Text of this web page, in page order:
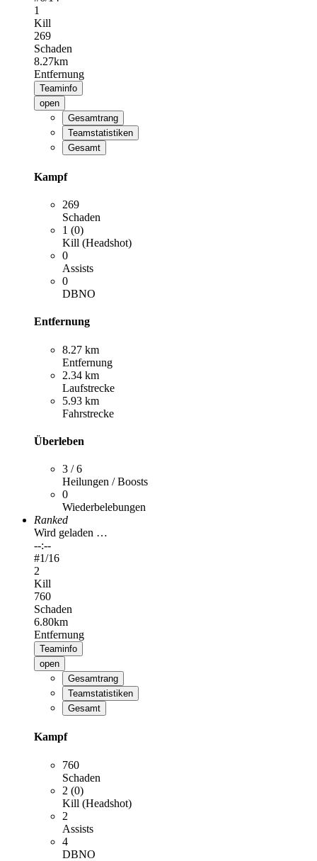
1
Kill
269
Schaden
8.27km
Entfernung
Teaminfo
open
Gesamtrang
Teamstatistiken
Gesamt
Kampf
269
Schaden
1 (0)
Kill (Headshot)
0
Assists
0
DBNO
Entfernung
8.27 km
Entfernung
2.34 km
Laufstrecke
5.93 km
Fahrstrecke
Überleben
3 / 6
Heilungen / Boosts
0
Wiederbelebungen
Ranked
Wird geladen …
--:--
#1/16
2
Kill
760
Schaden
6.80km
Entfernung
Teaminfo
open
Gesamtrang
Teamstatistiken
Gesamt
Kampf
760
Schaden
2 (0)
Kill (Headshot)
2
Assists
4
DBNO